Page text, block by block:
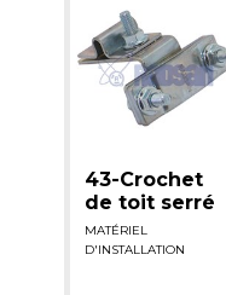
43-Crochet
de toit serré
MATÉRIEL
D'INSTALLATION